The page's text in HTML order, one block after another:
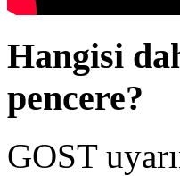
Hangisi
pencere?
GOST